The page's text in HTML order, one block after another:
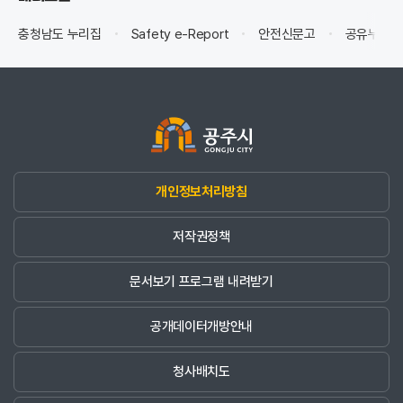
충청남도 누리집 Safety e-Report 안전신문고 공유누리(
개인정보처리방침
저작권정책
문서보기 프로그램 내려받기
공개데이터개방안내
청사배치도